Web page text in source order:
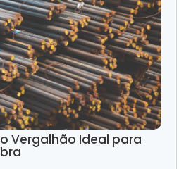
Vergalhão Ideal para